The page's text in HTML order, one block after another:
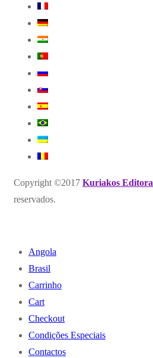
Copyright ©2017 Kuriakos Editora
reservados.
Angola
Brasil
Carrinho
Cart
Checkout
Condições Especiais
Contactos